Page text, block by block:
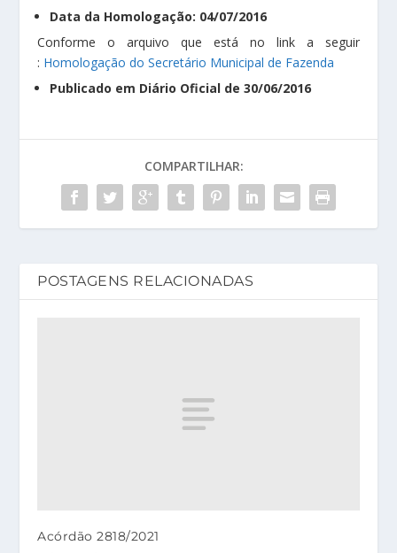
Data da Homologação: 04/07/2016
Conforme o arquivo que está no link a seguir
: Homologação do Secretário Municipal de Fazenda
Publicado em Diário Oficial de 30/06/2016
COMPARTILHAR:
POSTAGENS RELACIONADAS
Acórdão 2818/2021